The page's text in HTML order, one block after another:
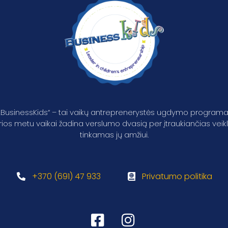
– tai vaikų antreprenerystės ugdymo
metu vaikai žadina verslumo dvasią per įtraukiančias
tinkamas jų amžiui.
+370 (691) 47 933 Privatumo politika